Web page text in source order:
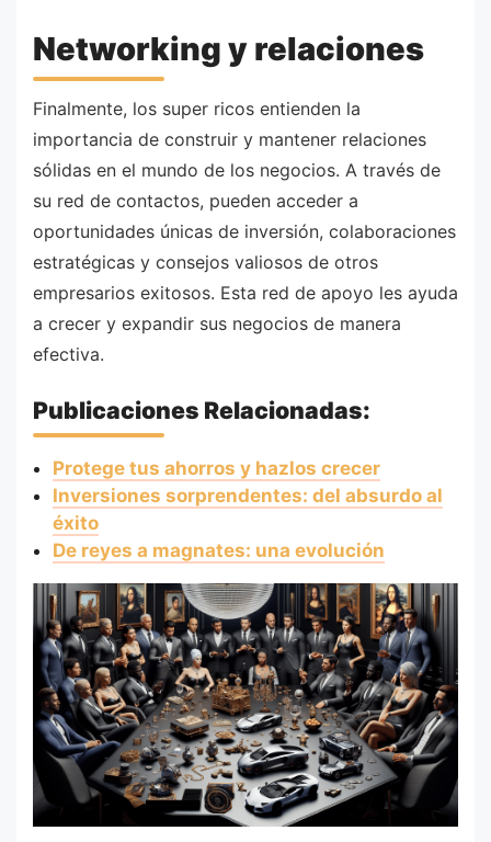
Networking y relaciones
Finalmente, los super ricos entienden la
importancia de construir y mantener relaciones
sólidas en el mundo de los negocios. A través de
su red de contactos, pueden acceder a
oportunidades únicas de inversión, colaboraciones
estratégicas y consejos valiosos de otros
empresarios exitosos. Esta red de apoyo les ayuda
a crecer y expandir sus negocios de manera
efectiva.
Publicaciones Relacionadas:
Protege tus ahorros y hazlos crecer
Inversiones sorprendentes: del absurdo al
éxito
De reyes a magnates: una evolución